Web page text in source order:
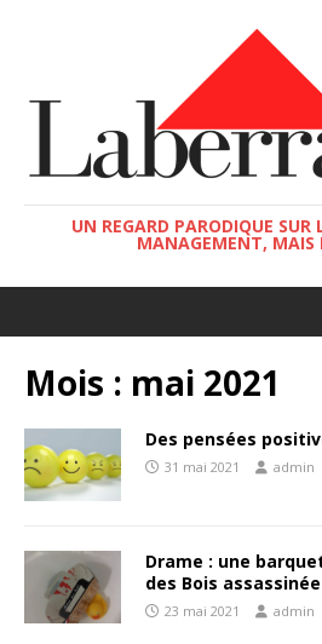
UN REGARD PARODIQUE SUR
MANAGEMENT, MAIS
Mois : mai 2021
Des pensées
31 mai 2021 admin
Drame : une
des Bois
23 mai 2021 admin